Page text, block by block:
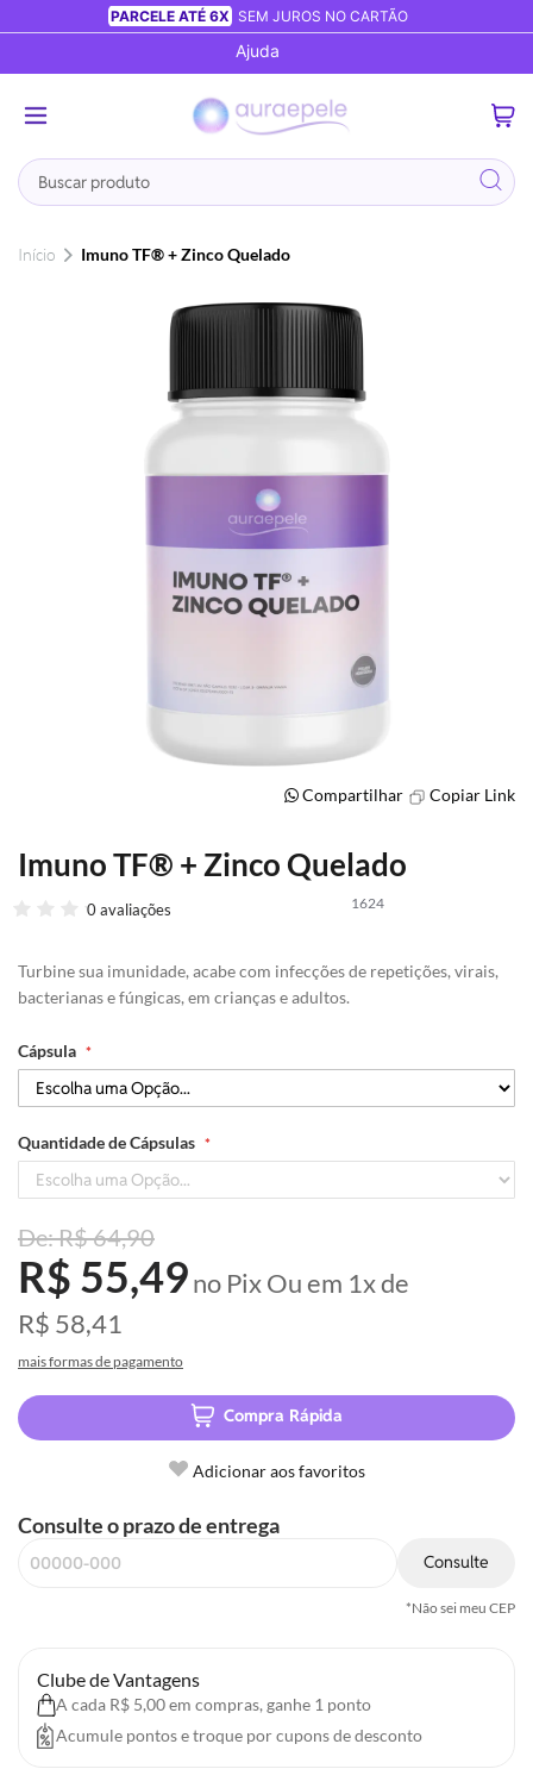
PARCELE ATÉ 6X SEM JUROS NO CARTÃO
Ajuda
Busca
Início Imuno TF® + Zinco Quelado
Imuno TF® + Zinco Quelado
1624
0 avaliações
Turbine sua imunidade, acabe com infecções de repetições, virais,
bacterianas e fúngicas, em crianças e adultos.
Cápsula
Quantidade de Cápsulas
R$ 64,90
R$ 55,49no PixOu em 1xde
R$ 58,41
mais formas de pagamento
Compra Rápida
Adicionar aos favoritos
Consulte o prazo de entrega
Consulte
*Não sei meu CEP
Clube de Vantagens
A cada R$ 5,00 em compras, ganhe 1 ponto
Acumule pontos e troque por cupons de desconto
Compartilhar Copiar Link
Saltar
para
Galeria
de